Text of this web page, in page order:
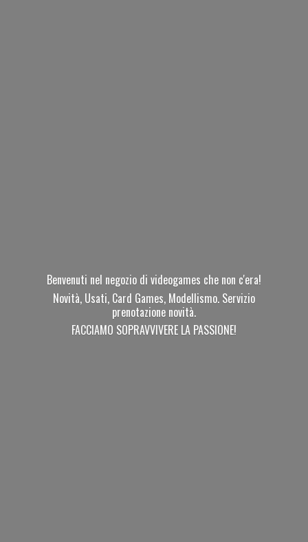
Benvenuti nel negozio di videogames che non c'era!
Novità, Usati, Card Games, Modellismo. Servizio
prenotazione novità.
FACCIAMO SOPRAVVIVERE LA PASSIONE!